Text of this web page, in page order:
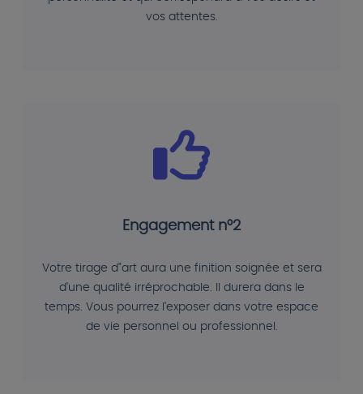
vos attentes.
Engagement n°2
Votre tirage d"art aura une finition soignée et sera
d'une qualité irréprochable. Il durera dans le
temps. Vous pourrez l'exposer dans votre espace
de vie personnel ou professionnel.